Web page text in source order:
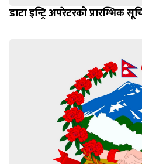
डाटा इन्ट्रि अपरेटरको प्रारम्भिक